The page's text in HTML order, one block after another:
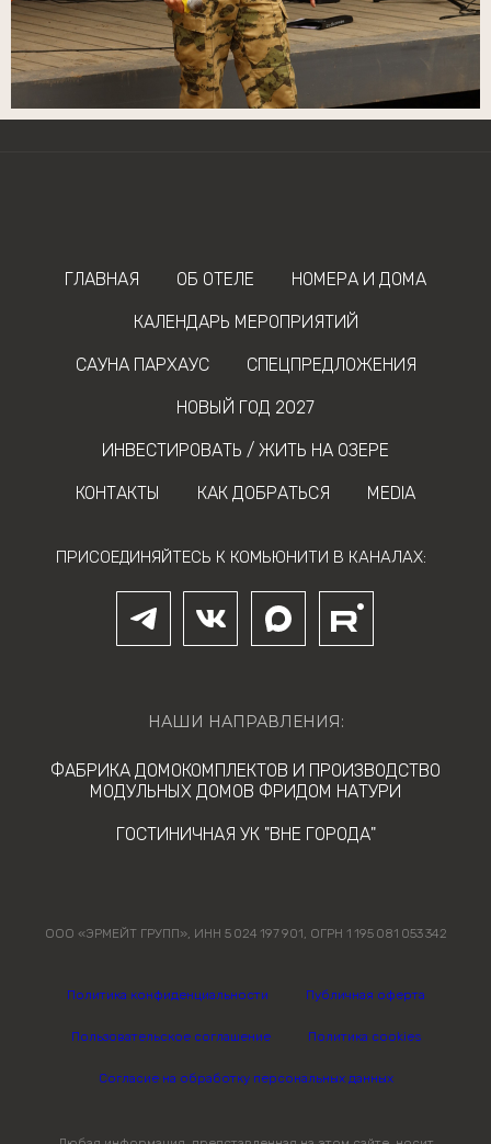
ГЛАВНАЯ ОБ ОТЕЛЕ НОМЕРА И ДОМА
КАЛЕНДАРЬ МЕРОПРИЯТИЙ
САУНА ПАРХАУС СПЕЦПРЕДЛОЖЕНИЯ
НОВЫЙ ГОД 2027
ИНВЕСТИРОВАТЬ / ЖИТЬ НА ОЗЕРЕ
КОНТАКТЫ КАК ДОБРАТЬСЯ MEDIA
ПРИСОЕДИНЯЙТЕСЬ К КОМЬЮНИТИ В КАНАЛАХ:
НАШИ НАПРАВЛЕНИЯ:
ФАБРИКА ДОМОКОМПЛЕКТОВ И ПРОИЗВОДСТВО
МОДУЛЬНЫХ ДОМОВ ФРИДОМ НАТУРИ
ГОСТИНИЧНАЯ УК "ВНЕ ГОРОДА"
ООО «ЭРМЕЙТ ГРУПП», ИНН 5 024 197 901, ОГРН 1 195 081 053 342
Политика конфиденциальности Публичная оферта
Пользовательское соглашение Политика cookies
Согласие на обработку персональных данных